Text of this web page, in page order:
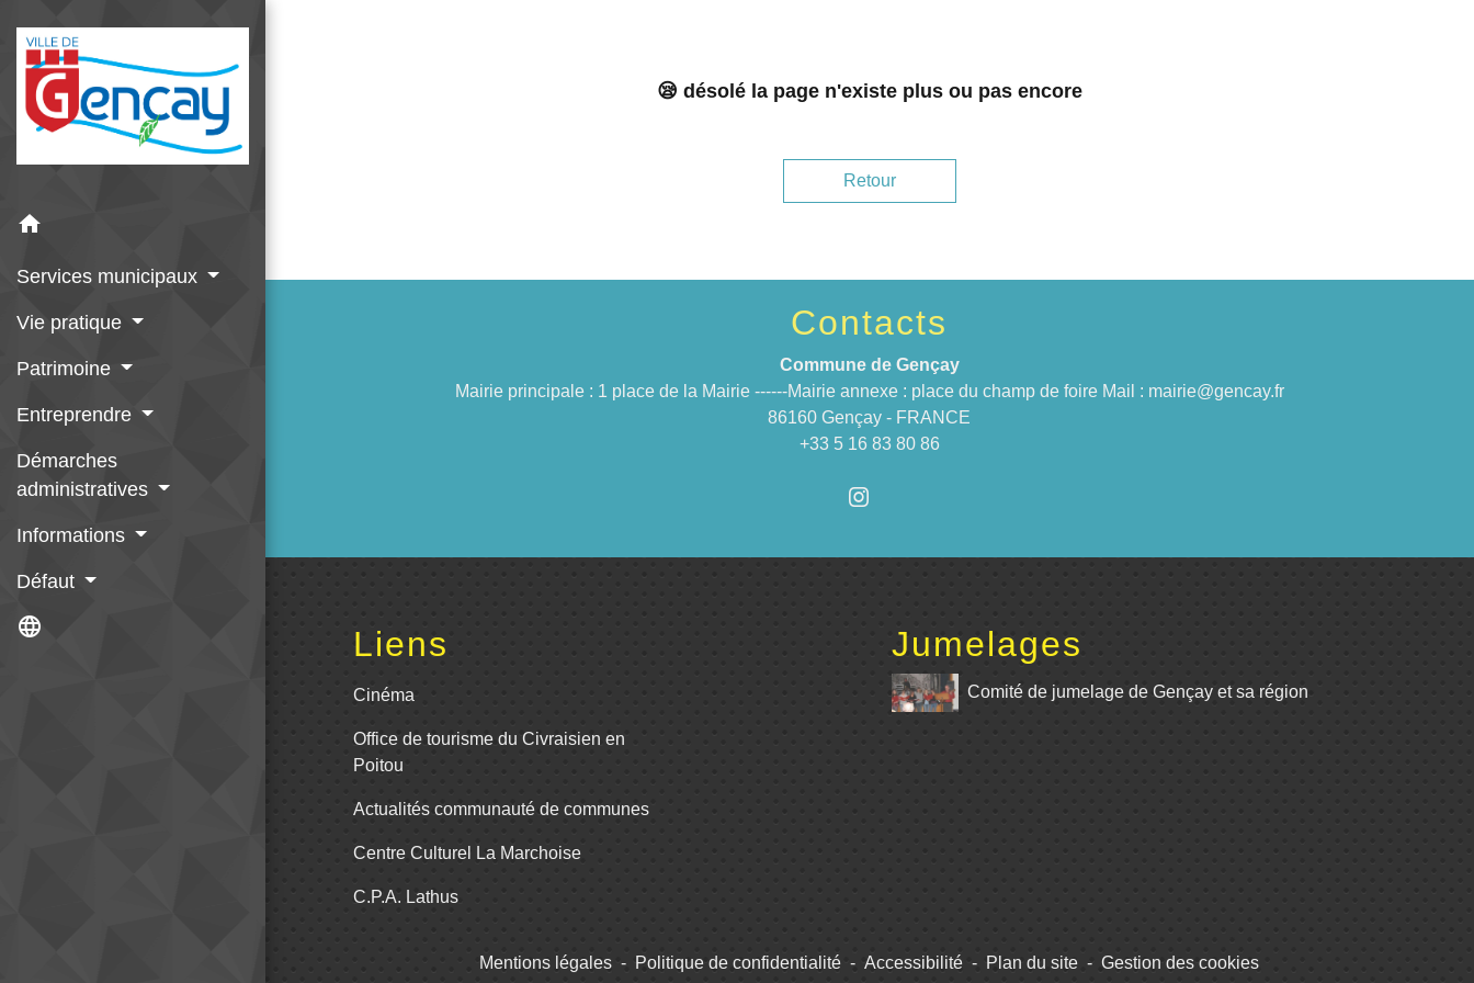
home
Services municipaux
Vie pratique
Patrimoine
Entreprendre
Démarches
administratives
Informations
Défaut
language
😪 désolé la page n'existe plus ou pas encore
Retour
Contacts
Commune de Gençay
Mairie principale : 1 place de la Mairie ------Mairie annexe : place du champ de foire Mail : mairie@gencay.fr
86160 Gençay - FRANCE
+33 5 16 83 80 86
Liens
Cinéma
Office de tourisme du Civraisien en
Poitou
Actualités communauté de communes
Centre Culturel La Marchoise
C.P.A. Lathus
Jumelages
Comité de jumelage de Gençay et sa région
Mentions légales - Politique de confidentialité - Accessibilité - Plan du site - Gestion des cookies